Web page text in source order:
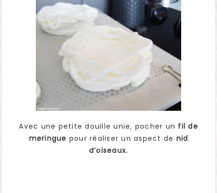
Avec une petite douille unie, pocher un fil de
meringue pour réaliser un aspect de nid
d’oiseaux.